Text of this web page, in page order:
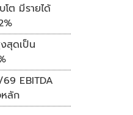
ต มีรายได้
สุดเป็น
EBITDA
ลัก